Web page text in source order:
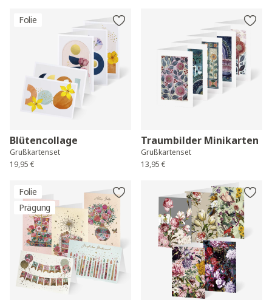
Folie
Blütencollage
Grußkartenset
19,95 €
Traumbilder Minikarten
Grußkartenset
13,95 €
Folie
Prägung